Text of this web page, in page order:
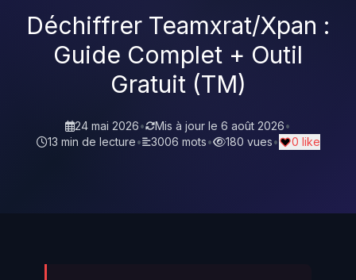
Déchiffrer Teamxrat/Xpan :
Guide Complet + Outil
Gratuit (TM)
24 mai 2026• Mis à jour le 6 août 2026•
13 min de lecture• 3006 mots• 180 vues• 0 like